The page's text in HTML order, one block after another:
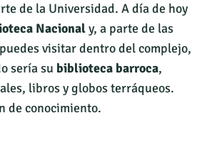
de la Universidad. A día de hoy
Nacionaly, a parte de las
visitar dentro del complejo,
sería su biblioteca barroca,
libros y globos terráqueos.
de conocimiento.